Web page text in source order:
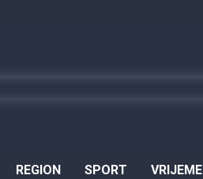
REGION SPORT VRIJEME